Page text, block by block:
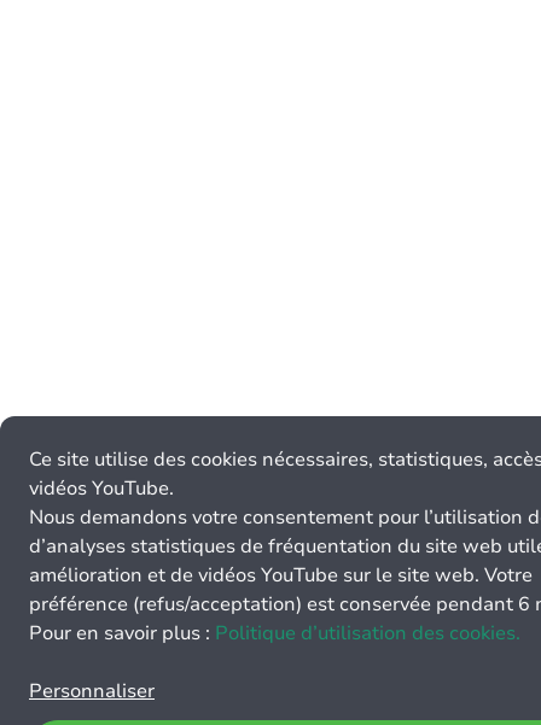
Ce site utilise des cookies nécessaires, statistiques,
vidéos YouTube.
Nous demandons votre consentement pour l’utilisation
d’analyses statistiques de fréquentation du site web
amélioration et de vidéos YouTube sur le site web. Votre
préférence (refus/acceptation) est conservée pendant 6
Pour en savoir plus : Politique d’utilisation des cookies.
Personnaliser